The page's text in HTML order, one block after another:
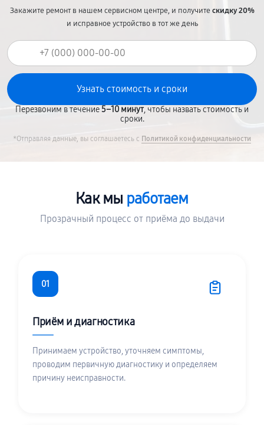
Закажите ремонт в нашем сервисном центре, и получитескидку 20%
и исправное устройство в тот же день
Перезвоним в течение5–10 минут, чтобы назвать стоимость и
сроки.
*Отправляя данные, вы соглашаетесь с Политикой конфиденциальности
Как мы работаем
Прозрачный процесс от приёма до выдачи
01
Приём и диагностика
Принимаем устройство, уточняем симптомы,
проводим первичную диагностику и определяем
причину неисправности.